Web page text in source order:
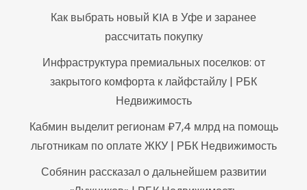
Как выбрать новый KIA в Уфе и заранее
рассчитать покупку
Инфраструктура премиальных поселков: от
закрытого комфорта к лайфстайлу | РБК
Недвижимость
Кабмин выделит регионам ₽7,4 млрд на помощь
льготникам по оплате ЖКУ | РБК Недвижимость
Собянин рассказал о дальнейшем развитии